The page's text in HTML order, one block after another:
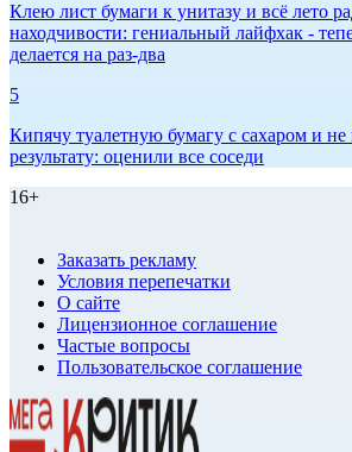
Клею лист бумаги к унитазу и всё лето
находчивости: гениальный лайфхак -
делается на раз-два
5
Кипячу туалетную бумагу с сахаром и не
результату: оценили все соседи
16+
Заказать рекламу
Условия перепечатки
О сайте
Лицензионное соглашение
Частые вопросы
Пользовательское соглашение